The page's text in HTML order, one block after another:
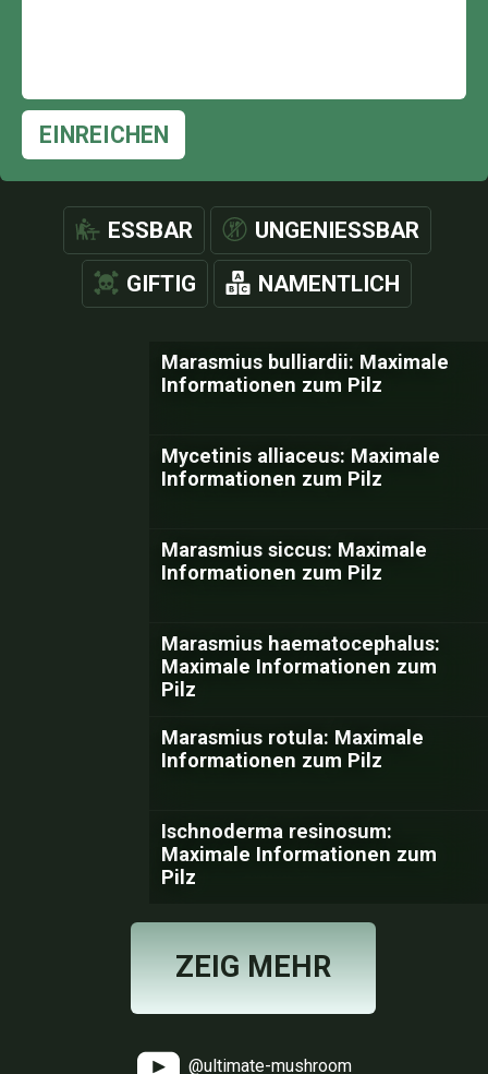
EINREICHEN
ESSBAR UNGENIESSBAR
GIFTIG NAMENTLICH
Marasmius bulliardii: Maximale
Informationen zum Pilz
Mycetinis alliaceus: Maximale
Informationen zum Pilz
Marasmius siccus: Maximale
Informationen zum Pilz
Marasmius haematocephalus:
Maximale Informationen zum
Pilz
Marasmius rotula: Maximale
Informationen zum Pilz
Ischnoderma resinosum:
Maximale Informationen zum
Pilz
ZEIG MEHR
@ultimate-mushroom